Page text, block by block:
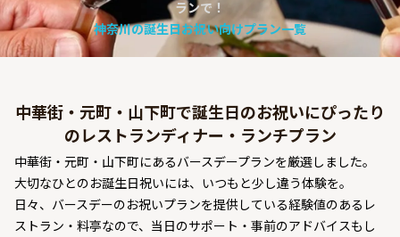
お問い合わせ
ランで！
神奈川の誕生日お祝い向けプラン一覧
中華街・元町・山下町で誕生日のお祝いにぴったり
のレストランディナー・ランチプラン
中華街・元町・山下町にあるバースデープランを厳選しました。
大切なひとのお誕生日祝いには、いつもと少し違う体験を。
日々、バースデーのお祝いプランを提供している経験値のあるレ
ストラン・料亭なので、当日のサポート・事前のアドバイスもし